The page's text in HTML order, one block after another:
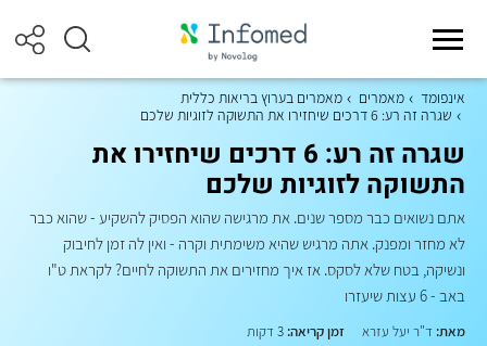
אינפומד מאמרים
מאמרים בערוץ בריאות כללית
שגרה זה רע: 6 דרכים שיחזירו את התשוקה לזוגיות שלכם
שגרה זה רע: 6 דרכים שיחזירו את
התשוקה לזוגיות שלכם
אתם נשואים כבר מספר שנים. את מרגישה שהוא הפסיק להשקיע - שהוא כבר
לא מחזר ומפנק. אתה מרגיש שהיא משימתית וקרה - ואין לה זמן לחיבוק
ונשיקה, בטח שלא לסקס. אז איך מחזירים את התשוקה לחיים? לקראת ט"ו
באב - 6 עצות שיעזרו
מאת: ד"ר יעל עזרא זמן קריאה: